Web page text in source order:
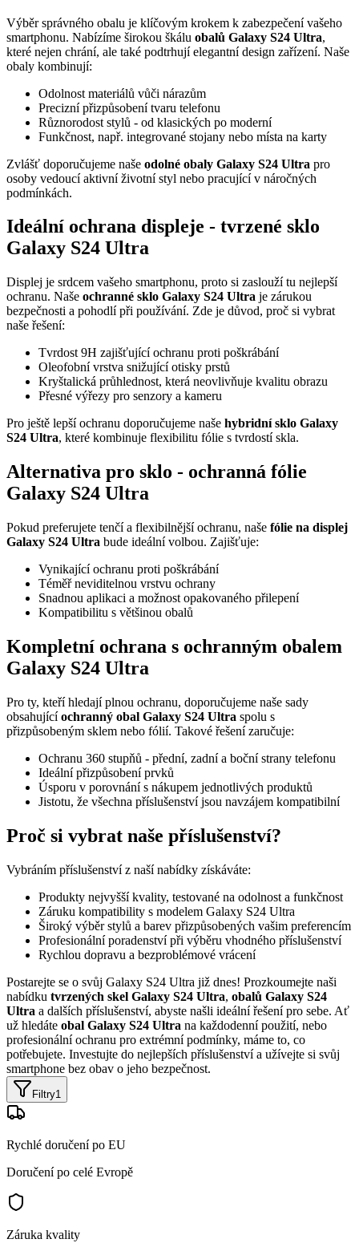
Výběr správného obalu je klíčovým krokem k zabezpečení vašeho
smartphonu. Nabízíme širokou škálu obalů Galaxy S24 Ultra,
které nejen chrání, ale také podtrhují elegantní design zařízení. Naše
obaly kombinují:
Odolnost materiálů vůči nárazům
Precizní přizpůsobení tvaru telefonu
Různorodost stylů - od klasických po moderní
Funkčnost, např. integrované stojany nebo místa na karty
Zvlášť doporučujeme naše odolné obaly Galaxy S24 Ultra pro
osoby vedoucí aktivní životní styl nebo pracující v náročných
podmínkách.
Ideální ochrana displeje - tvrzené sklo
Galaxy S24 Ultra
Displej je srdcem vašeho smartphonu, proto si zaslouží tu nejlepší
ochranu. Naše ochranné sklo Galaxy S24 Ultra je zárukou
bezpečnosti a pohodlí při používání. Zde je důvod, proč si vybrat
naše řešení:
Tvrdost 9H zajišťující ochranu proti poškrábání
Oleofobní vrstva snižující otisky prstů
Kryštalická průhlednost, která neovlivňuje kvalitu obrazu
Přesné výřezy pro senzory a kameru
Pro ještě lepší ochranu doporučujeme naše hybridní sklo Galaxy
S24 Ultra, které kombinuje flexibilitu fólie s tvrdostí skla.
Alternativa pro sklo - ochranná fólie
Galaxy S24 Ultra
Pokud preferujete tenčí a flexibilnější ochranu, naše fólie na displej
Galaxy S24 Ultra bude ideální volbou. Zajišťuje:
Vynikající ochranu proti poškrábání
Téměř neviditelnou vrstvu ochrany
Snadnou aplikaci a možnost opakovaného přilepení
Kompatibilitu s většinou obalů
Kompletní ochrana s ochranným obalem
Galaxy S24 Ultra
Pro ty, kteří hledají plnou ochranu, doporučujeme naše sady
obsahujícíochranný obal Galaxy S24 Ultra spolu s
přizpůsobeným sklem nebo fólií. Takové řešení zaručuje:
Ochranu 360 stupňů - přední, zadní a boční strany telefonu
Ideální přizpůsobení prvků
Úsporu v porovnání s nákupem jednotlivých produktů
Jistotu, že všechna příslušenství jsou navzájem kompatibilní
Proč si vybrat naše příslušenství?
Vybráním příslušenství z naší nabídky získáváte:
Produkty nejvyšší kvality, testované na odolnost a funkčnost
Záruku kompatibility s modelem Galaxy S24 Ultra
Široký výběr stylů a barev přizpůsobených vašim preferencím
Profesionální poradenství při výběru vhodného příslušenství
Rychlou dopravu a bezproblémové vrácení
Postarejte se o svůj Galaxy S24 Ultra již dnes! Prozkoumejte naši
nabídku tvrzených skel Galaxy S24 Ultra, obalů Galaxy S24
Ultra a dalších příslušenství, abyste našli ideální řešení pro sebe. Ať
už hledáte obal Galaxy S24 Ultra na každodenní použití, nebo
profesionální ochranu pro extrémní podmínky, máme to, co
potřebujete. Investujte do nejlepších příslušenství a užívejte si svůj
smartphone bez obav o jeho bezpečnost.
Filtry1
Rychlé doručení po EU
Doručení po celé Evropě
Záruka kvality